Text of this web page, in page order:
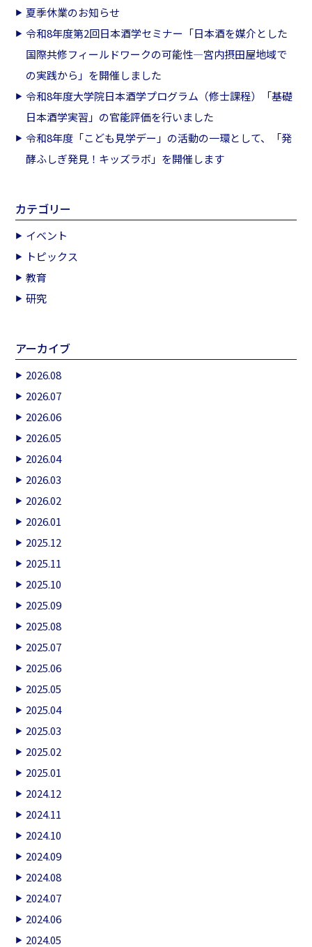
夏季休業のお知らせ
令和8年度第2回日本酒学セミナー「日本酒を媒介とした
国際共修フィールドワークの可能性―宮内摂田屋地域で
の実践から」を開催しました
令和8年度大学院日本酒学プログラム（修士課程）「基礎
日本酒学実習」の官能評価を行いました
令和8年度「こども見学デー」の活動の一環として、「発
酵ふしぎ発見！キッズラボ」を開催します
カテゴリー
イベント
トピックス
教育
研究
アーカイブ
2026.08
2026.07
2026.06
2026.05
2026.04
2026.03
2026.02
2026.01
2025.12
2025.11
2025.10
2025.09
2025.08
2025.07
2025.06
2025.05
2025.04
2025.03
2025.02
2025.01
2024.12
2024.11
2024.10
2024.09
2024.08
2024.07
2024.06
2024.05